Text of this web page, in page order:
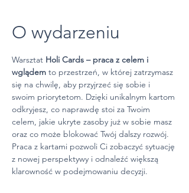
O wydarzeniu
Warsztat Holi Cards – praca z celem i
wglądem to przestrzeń, w której zatrzymasz
się na chwilę, aby przyjrzeć się sobie i
swoim priorytetom. Dzięki unikalnym kartom
odkryjesz, co naprawdę stoi za Twoim
celem, jakie ukryte zasoby już w sobie masz
oraz co może blokować Twój dalszy rozwój.
Praca z kartami pozwoli Ci zobaczyć sytuację
z nowej perspektywy i odnaleźć większą
klarowność w podejmowaniu decyzji.